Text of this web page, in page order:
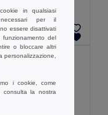
al carrello
in qualsiasi
per il
essere disattivati
del
o bloccare altri
i cookie, come
la nostra